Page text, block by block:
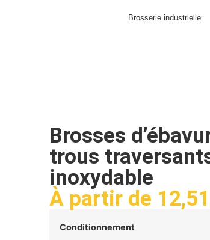
Brosserie industrielle
Brosses
trous
inoxydable
À partir de 12,51
Conditionnement